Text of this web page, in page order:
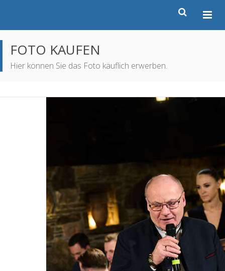
FOTO KAUFEN
Hier können Sie das Foto käuflich erwerben.